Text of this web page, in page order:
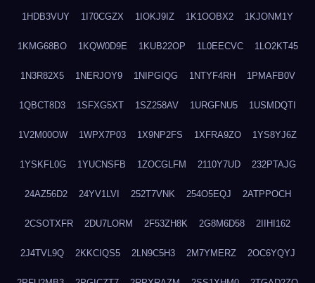
1HDB3VUY 1I70CGZX 1IOKJ9IZ 1K1OOBX2 1KJONM1Y
1KMG68BO 1KQW0D9E 1KUB22OP 1L0EECVC 1LO2KT45
1N3R82X5 1NERJOY9 1NIPGIQG 1NTYF4RH 1PMAFB0V
1QBCT8D3 1SFXG5XT 1SZ258AV 1URGFNU5 1USMDQTI
1V2M00OW 1WPX7P03 1X9NP2FS 1XFRA9ZO 1YS8YJ6Z
1YSKFL0G 1YUCNSFB 1ZOCGLFM 2110Y7UD 232PTAJG
24AZ56D2 24YV1LVI 252T7VNK 254O5EQJ 2ATPPOCH
2CSOTXFR 2DU7LORM 2F53ZH8K 2G8M6D58 2IIHI162
2J4TVL9Q 2KKCIQS5 2LN9C5H3 2M7YMERZ 2OC6YQYJ